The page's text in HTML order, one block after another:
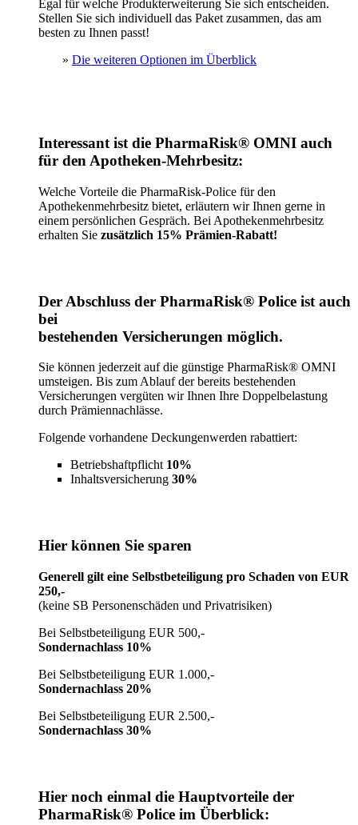
Egal für welche Produkterweiterung Sie sich entscheiden.
Stellen Sie sich individuell das Paket zusammen, das am
besten zu Ihnen passt!
» Die weiteren Optionen im Überblick
Interessant ist die PharmaRisk® OMNI auch
für den Apotheken-Mehrbesitz:
Welche Vorteile die PharmaRisk-Police für den
Apothekenmehrbesitz bietet, erläutern wir Ihnen gerne in
einem persönlichen Gespräch. Bei Apothekenmehrbesitz
erhalten Sie zusätzlich 15% Prämien-Rabatt!
Der Abschluss der PharmaRisk® Police ist auch
bei
bestehenden Versicherungen möglich.
Sie können jederzeit auf die günstige PharmaRisk® OMNI
umsteigen. Bis zum Ablauf der bereits bestehenden
Versicherungen vergüten wir Ihnen Ihre Doppelbelastung
durch Prämiennachlässe.
Folgende vorhandene Deckungenwerden rabattiert:
Betriebshaftpflicht 10%
Inhaltsversicherung 30%
Hier können Sie sparen
Generell gilt eine Selbstbeteiligung pro Schaden von EUR
250,-
(keine SB Personenschäden und Privatrisiken)
Bei Selbstbeteiligung EUR 500,-
Sondernachlass 10%
Bei Selbstbeteiligung EUR 1.000,-
Sondernachlass 20%
Bei Selbstbeteiligung EUR 2.500,-
Sondernachlass 30%
Hier noch einmal die Hauptvorteile der
PharmaRisk® Police im Überblick: